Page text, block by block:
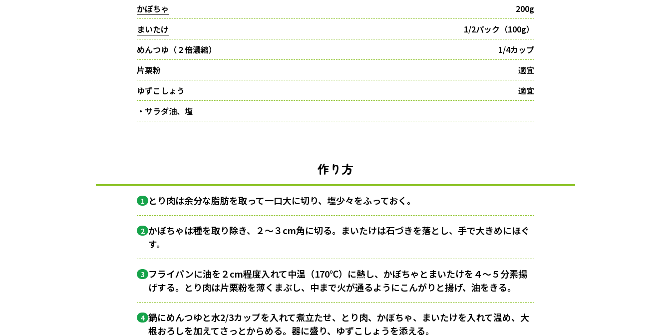
かぼちゃ
200g
まいたけ
1/2パック（100g）
めんつゆ（２倍濃縮）
1/4カップ
片栗粉
適宜
ゆずこしょう
適宜
・サラダ油、塩
作り方
1 とり肉は余分な脂肪を取って一口大に切り、塩少々をふっておく。
2 かぼちゃは種を取り除き、２〜３cm角に切る。まいたけは石づきを落とし、手で大きめにほぐ
す。
3 フライパンに油を２cm程度入れて中温（170℃）に熱し、かぼちゃとまいたけを４〜５分素揚
げする。とり肉は片栗粉を薄くまぶし、中まで火が通るようにこんがりと揚げ、油をきる。
4 鍋にめんつゆと水2/3カップを入れて煮立たせ、とり肉、かぼちゃ、まいたけを入れて温め、大
根おろしを加えてさっとからめる。器に盛り、ゆずこしょうを添える。